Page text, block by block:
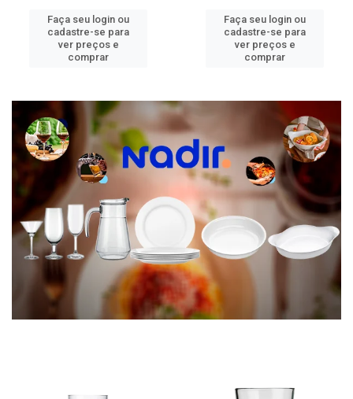
Faça seu login ou
cadastre-se para
ver preços e
comprar
Faça seu login ou
cadastre-se para
ver preços e
comprar